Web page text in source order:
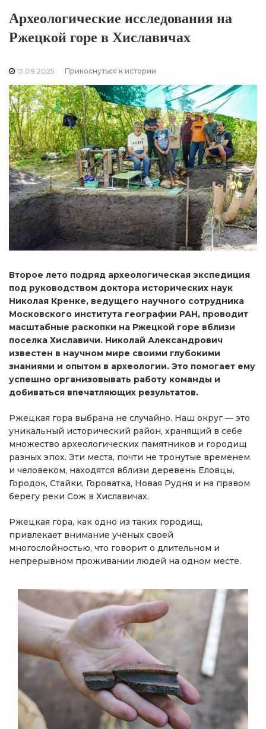
Археологические исследования на
Ржецкой горе в Хиславичах
13.09.2025 Прикоснуться к истории
Второе лето подряд археологическая экспедиция
под руководством доктора исторических наук
Николая Кренке, ведущего научного сотрудника
Московского института географии РАН, проводит
масштабные раскопки на Ржецкой горе вблизи
поселка Хиславичи. Николай Александрович
известен в научном мире своими глубокими
знаниями и опытом в археологии. Это помогает ему
успешно организовывать работу команды и
добиваться впечатляющих результатов.
Ржецкая гора выбрана не случайно. Наш округ — это
уникальный исторический район, хранящий в себе
множество археологических памятников и городищ
разных эпох. Эти места, почти не тронутые временем
и человеком, находятся вблизи деревень Еловцы,
Городок, Стайки, Гороватка, Новая Рудня и на правом
берегу реки Сож в Хиславичах.
Ржецкая гора, как одно из таких городищ,
привлекает внимание учёных своей
многослойностью, что говорит о длительном и
непрерывном проживании людей на одном месте.